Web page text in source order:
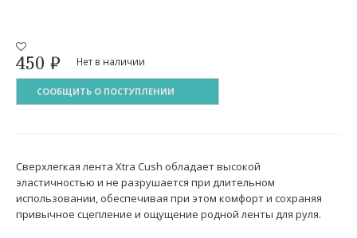
450 ₽ Нет в наличии
СООБЩИТЬ О ПОСТУПЛЕНИИ
Сверхлегкая лента Xtra Cush обладает высокой
эластичностью и не разрушается при длительном
использовании, обеспечивая при этом комфорт и сохраняя
привычное сцепление и ощущение родной ленты для руля.